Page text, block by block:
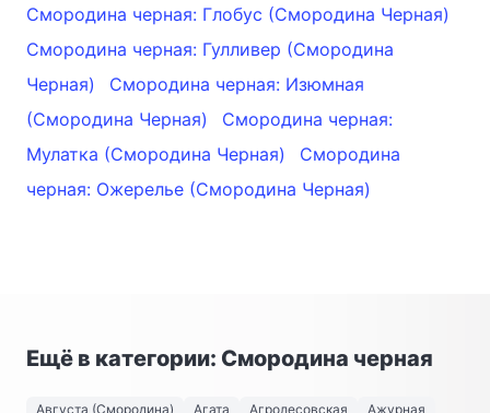
Смородина черная: Глобус (Смородина Черная)
Смородина черная: Гулливер (Смородина
Черная)
Смородина черная: Изюмная
(Смородина Черная)
Смородина черная:
Мулатка (Смородина Черная)
Смородина
черная: Ожерелье (Смородина Черная)
Ещё в категории: Смородина черная
Августа (Смородина) Агата Агролесовская
Ажурная